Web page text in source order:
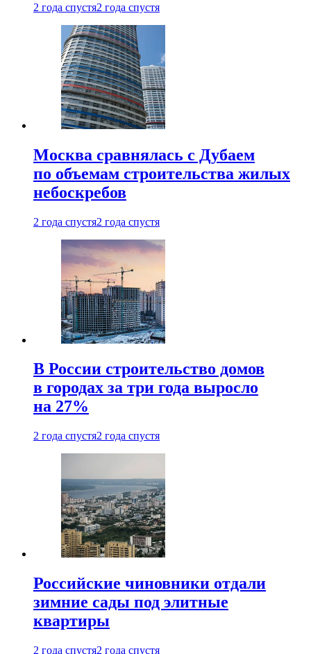
2 года спустя2 года спустя
Москва сравнялась с Дубаем
по объемам строительства жилых
небоскребов
2 года спустя2 года спустя
В России строительство домов
в городах за три года выросло
на 27%
2 года спустя2 года спустя
Российские чиновники отдали
зимние сады под элитные
квартиры
2 года спустя2 года спустя